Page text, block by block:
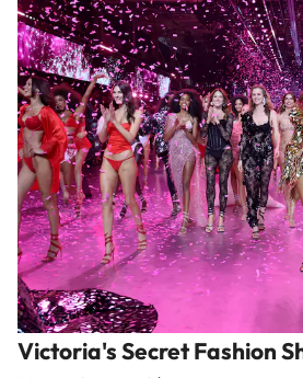
Victoria's Secret Fashion